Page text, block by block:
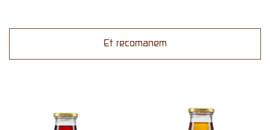
Et recomanem